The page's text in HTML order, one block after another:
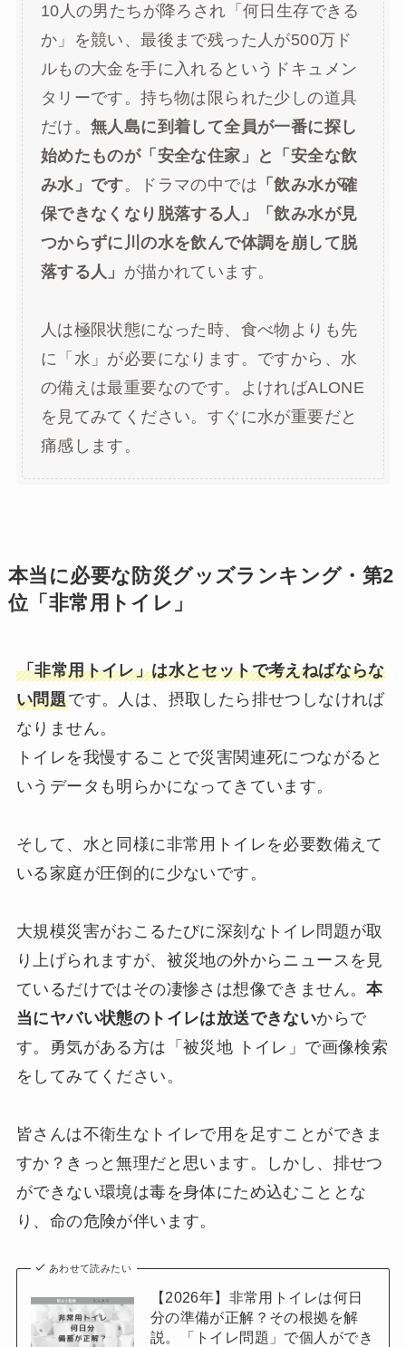
10人の男たちが降ろされ「何日生存できる
か」を競い、最後まで残った人が500万ド
ルもの大金を手に入れるというドキュメン
タリーです。持ち物は限られた少しの道具
だけ。 無人島に到着して全員が一番に探し
始めたものが「安全な住家」と「安全な飲
み水」です。ドラマの中では 「飲み水が確
保できなくなり脱落する人」「飲み水が見
つからずに川の水を飲んで体調を崩して脱
落する人」 が描かれています。
人は極限状態になった時、食べ物よりも先
に「水」が必要になります。ですから、水
の備えは最重要なのです。よければALONE
を見てみてください。すぐに水が重要だと
痛感します。
本当に必要な防災グッズランキング・第2
位「非常用トイレ」
「非常用トイレ」は水とセットで考えねばならな
い問題です。人は、摂取したら排せつしなければ
なりません。
トイレを我慢することで災害関連死につながると
いうデータも明らかになってきています。
そして、水と同様に非常用トイレを必要数備えて
いる家庭が圧倒的に少ないです。
大規模災害がおこるたびに深刻なトイレ問題が取
り上げられますが、被災地の外からニュースを見
ているだけではその凄惨さは想像できません。本
当にヤバい状態のトイレは放送できないからで
す。勇気がある方は「被災地 トイレ」で画像検索
をしてみてください。
皆さんは不衛生なトイレで用を足すことができま
すか？きっと無理だと思います。しかし、排せつ
ができない環境は毒を身体にため込むこととな
り、命の危険が伴います。
あわせて読みたい
【2026年】非常用トイレは何日
分の準備が正解？その根拠を解
説。「トイレ問題」で個人ができ